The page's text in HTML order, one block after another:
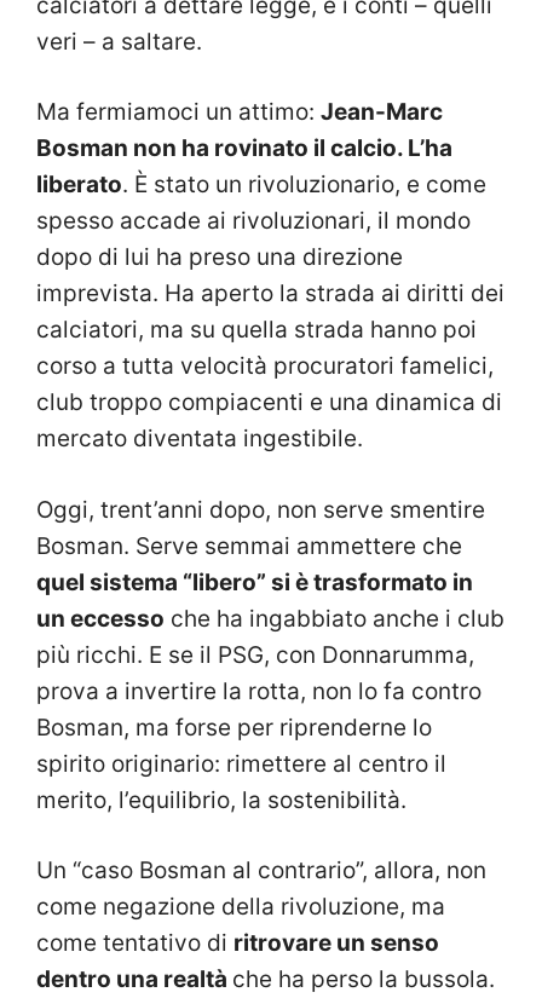
veri – a saltare.
Ma fermiamoci un attimo: Jean-Marc
Bosman non ha rovinato il calcio. L’ha
liberato. È stato un rivoluzionario, e come
spesso accade ai rivoluzionari, il mondo
dopo di lui ha preso una direzione
imprevista. Ha aperto la strada ai diritti dei
calciatori, ma su quella strada hanno poi
corso a tutta velocità procuratori famelici,
club troppo compiacenti e una dinamica di
mercato diventata ingestibile.
Oggi, trent’anni dopo, non serve smentire
Bosman. Serve semmai ammettere che
quel sistema “libero” si è trasformato in
un eccesso che ha ingabbiato anche i club
più ricchi. E se il PSG, con Donnarumma,
prova a invertire la rotta, non lo fa contro
Bosman, ma forse per riprenderne lo
spirito originario: rimettere al centro il
merito, l’equilibrio, la sostenibilità.
Un “caso Bosman al contrario”, allora, non
come negazione della rivoluzione, ma
come tentativo di ritrovare un senso
dentro una realtà che ha perso la bussola.